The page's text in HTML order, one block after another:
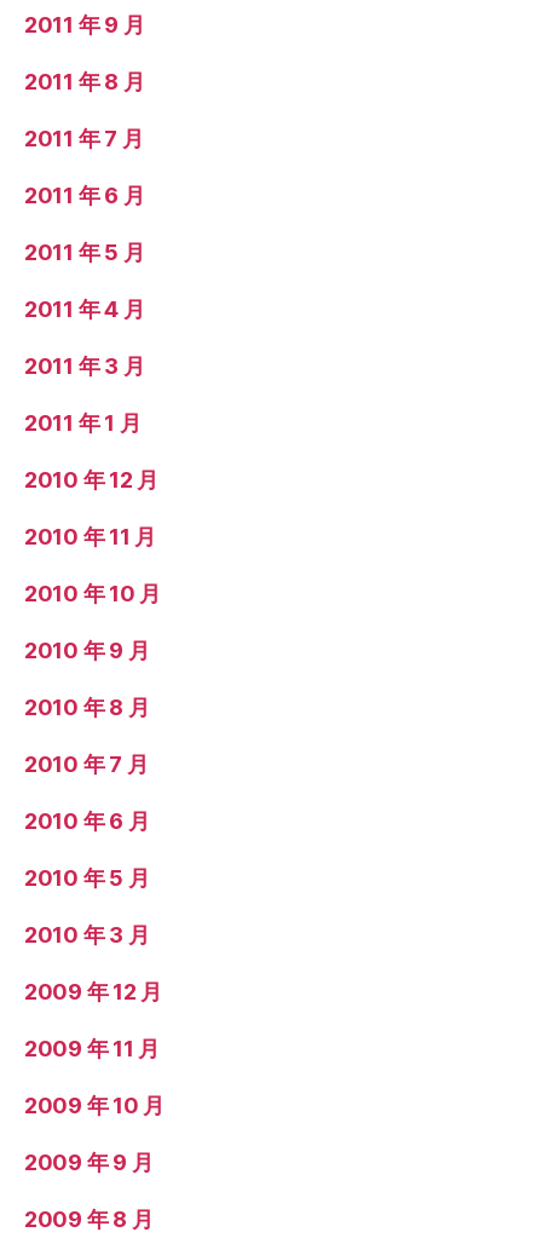
2011 年 9 月
2011 年 8 月
2011 年 7 月
2011 年 6 月
2011 年 5 月
2011 年 4 月
2011 年 3 月
2011 年 1 月
2010 年 12 月
2010 年 11 月
2010 年 10 月
2010 年 9 月
2010 年 8 月
2010 年 7 月
2010 年 6 月
2010 年 5 月
2010 年 3 月
2009 年 12 月
2009 年 11 月
2009 年 10 月
2009 年 9 月
2009 年 8 月